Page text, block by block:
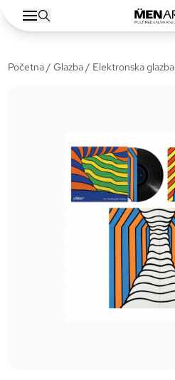
Početna/Glazba/ Elektronska glazba